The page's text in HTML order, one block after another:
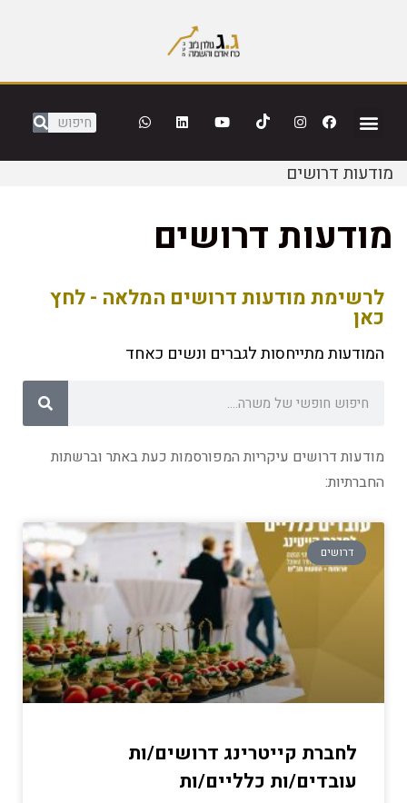
מודעות דרושים
מודעות דרושים
לרשימת מודעות דרושים המלאה - לחץ
כאן
המודעות מתייחסות לגברים ונשים כאחד
מודעות דרושים עיקריות המפורסמות כעת באתר וברשתות
החברתיות:
דרושים
לחברת קייטרינג דרושים/ות
עובדים/ות כלליים/ות